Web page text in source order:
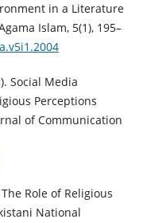
in a Literature
Islam, 5(1), 195–
Social Media
Perceptions
of Communication
Role of Religious
National